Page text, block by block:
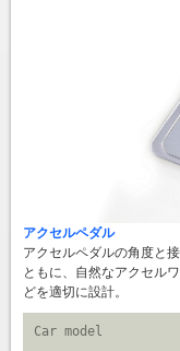
アクセルペダル
アクセルペダルの角度と
ともに、自然なアクセル
どを適切に設計。
Car model